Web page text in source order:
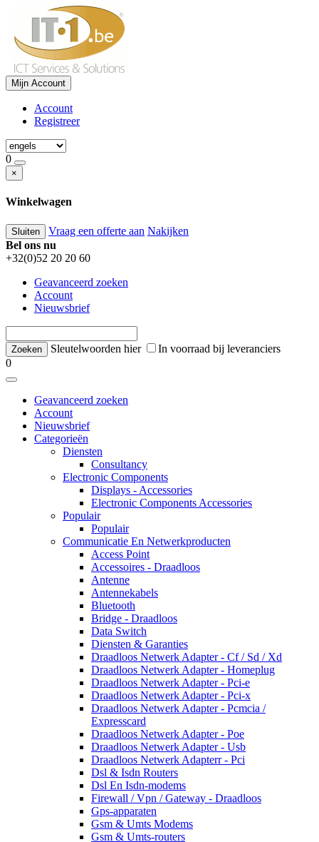
Mijn Account
Account
Registreer
0
×
Winkelwagen
Sluiten Vraag een offerte aan Nakijken
Bel ons nu
+32(0)52 20 20 60
Geavanceerd zoeken
Account
Nieuwsbrief
Sleutelwoorden hier
In voorraad bij leveranciers
0
Geavanceerd zoeken
Account
Nieuwsbrief
Categorieën
Diensten
Consultancy
Electronic Components
Displays - Accessories
Electronic Components Accessories
Populair
Populair
Communicatie En Netwerkproducten
Access Point
Accessoires - Draadloos
Antenne
Antennekabels
Bluetooth
Bridge - Draadloos
Data Switch
Diensten & Garanties
Draadloos Netwerk Adapter - Cf / Sd / Xd
Draadloos Netwerk Adapter - Homeplug
Draadloos Netwerk Adapter - Pci-e
Draadloos Netwerk Adapter - Pci-x
Draadloos Netwerk Adapter - Pcmcia /
Expresscard
Draadloos Netwerk Adapter - Poe
Draadloos Netwerk Adapter - Usb
Draadloos Netwerk Adapterr - Pci
Dsl & Isdn Routers
Dsl En Isdn-modems
Firewall / Vpn / Gateway - Draadloos
Gps-apparaten
Gsm & Umts Modems
Gsm & Umts-routers